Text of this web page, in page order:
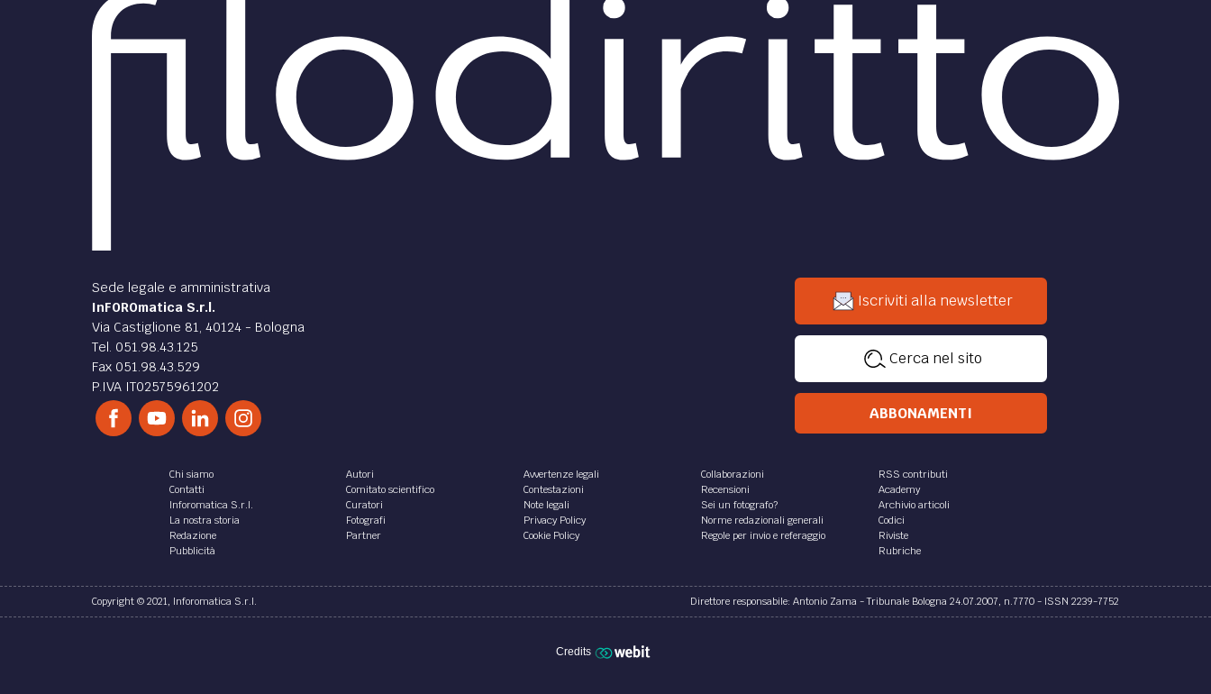
Sede legale e amministrativa
InFOROmatica S.r.l.
Via Castiglione 81, 40124 - Bologna
Tel. 051.98.43.125
Fax 051.98.43.529
P.IVA IT02575961202
Iscriviti alla newsletter
Cerca nel sito
ABBONAMENTI
Chi siamo
Contatti
Inforomatica S.r.l.
La nostra storia
Redazione
Pubblicità
Autori
Comitato scientifico
Curatori
Fotografi
Partner
Avvertenze legali
Contestazioni
Note legali
Privacy Policy
Cookie Policy
Collaborazioni
Recensioni
Sei un fotografo?
Norme redazionali generali
Regole per invio e referaggio
RSS contributi
Academy
Archivio articoli
Codici
Riviste
Rubriche
Copyright © 2021, Inforomatica S.r.l. Direttore responsabile: Antonio Zama - Tribunale Bologna 24.07.2007, n.7770 - ISSN 2239-7752
Credits